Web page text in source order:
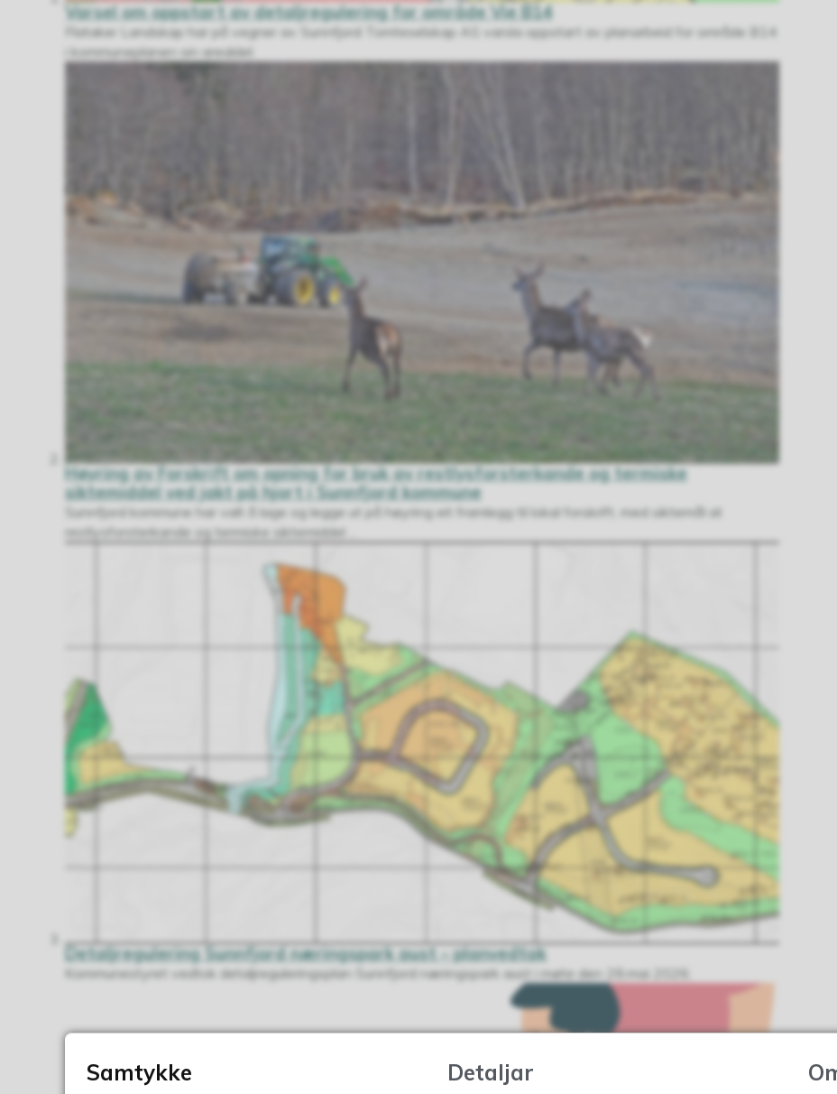
Varsel om oppstart av detaljregulering for område Vie B14
Flataker Landskap har på vegner av Sunnfjord Tomteselskap AS varsla oppstart av planarbeid for område B14
i kommuneplanen sin arealdel.
Høyring av Forskrift om opning for bruk av restlysforsterkande og termiske
siktemiddel ved jakt på hjort i Sunnfjord kommune
Sunnfjord kommune har valt å lage og legge ut på høyring eit framlegg til lokal forskrift, med siktemål at
restlysforsterkande og termiske siktemiddel ...
Detaljregulering Sunnfjord næringspark aust – planvedtak
Kommunestyret vedtok detaljreguleringsplan Sunnfjord næringspark aust i møte den 28.mai 2026.
Samtykke Detaljar